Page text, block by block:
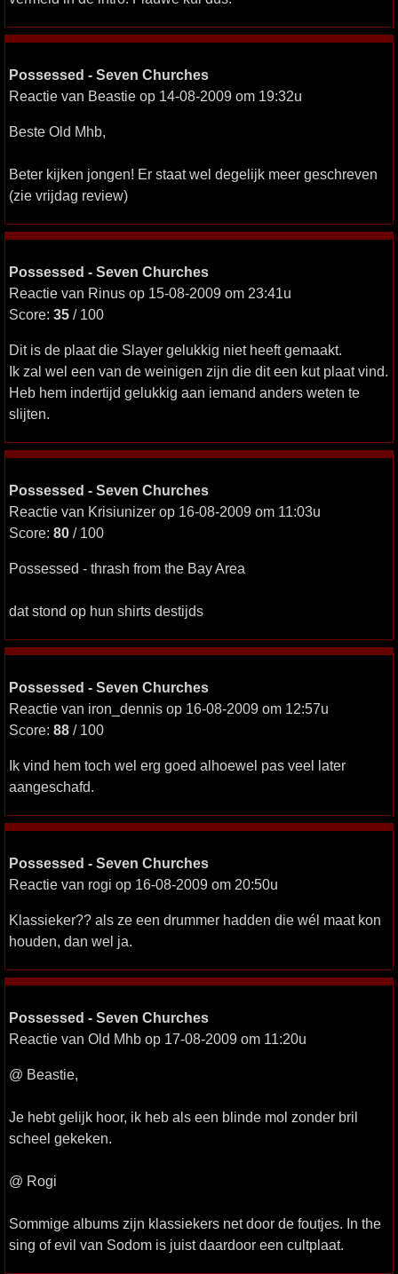
Possessed - Seven Churches
Reactie van Beastie op 14-08-2009 om 19:32u
Beste Old Mhb,
Beter kijken jongen! Er staat wel degelijk meer geschreven
(zie vrijdag review)
Possessed - Seven Churches
Reactie van Rinus op 15-08-2009 om 23:41u
Score: 35 / 100
Dit is de plaat die Slayer gelukkig niet heeft gemaakt.
Ik zal wel een van de weinigen zijn die dit een kut plaat vind.
Heb hem indertijd gelukkig aan iemand anders weten te
slijten.
Possessed - Seven Churches
Reactie van Krisiunizer op 16-08-2009 om 11:03u
Score: 80 / 100
Possessed - thrash from the Bay Area
dat stond op hun shirts destijds
Possessed - Seven Churches
Reactie van iron_dennis op 16-08-2009 om 12:57u
Score: 88 / 100
Ik vind hem toch wel erg goed alhoewel pas veel later
aangeschafd.
Possessed - Seven Churches
Reactie van rogi op 16-08-2009 om 20:50u
Klassieker?? als ze een drummer hadden die wél maat kon
houden, dan wel ja.
Possessed - Seven Churches
Reactie van Old Mhb op 17-08-2009 om 11:20u
@ Beastie,
Je hebt gelijk hoor, ik heb als een blinde mol zonder bril
scheel gekeken.
@ Rogi
Sommige albums zijn klassiekers net door de foutjes. In the
sing of evil van Sodom is juist daardoor een cultplaat.